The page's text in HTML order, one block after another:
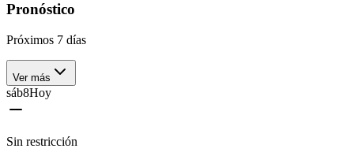
Pronóstico
Próximos 7 días
Ver más
sáb8Hoy
Sin restricción